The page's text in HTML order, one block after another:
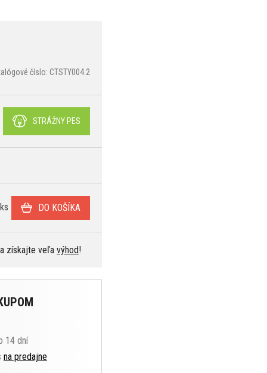
číslo: CTSTY004.2
STRÁŽNY PES
ks DO KOŠÍKA
získajte veľa výhod!
14 dní
na predajne